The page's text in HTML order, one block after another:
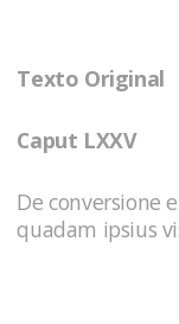
Texto Original
Caput LXXV
De conversione
quadam ipsius